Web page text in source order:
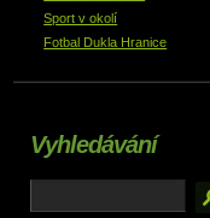
Sport v okolí
Fotbal Dukla Hranice
Vyhledávání